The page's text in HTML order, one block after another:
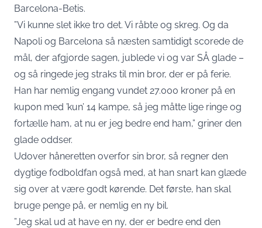
Barcelona-Betis.
”Vi kunne slet ikke tro det. Vi råbte og skreg. Og da
Napoli og Barcelona så næsten samtidigt scorede de
mål, der afgjorde sagen, jublede vi og var SÅ glade –
og så ringede jeg straks til min bror, der er på ferie.
Han har nemlig engang vundet 27.000 kroner på en
kupon med ’kun’ 14 kampe, så jeg måtte lige ringe og
fortælle ham, at nu er jeg bedre end ham,” griner den
glade oddser.
Udover håneretten overfor sin bror, så regner den
dygtige fodboldfan også med, at han snart kan glæde
sig over at være godt kørende. Det første, han skal
bruge penge på, er nemlig en ny bil.
”Jeg skal ud at have en ny, der er bedre end den